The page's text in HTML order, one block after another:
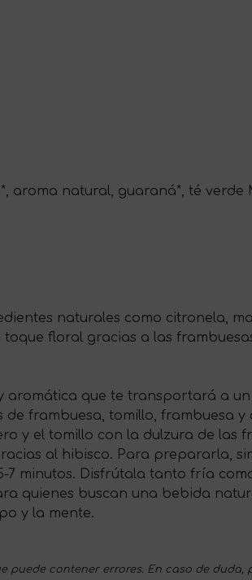
aroma natural, guaraná*, té verde
naturales como citronela,
floral gracias a las
aromática que te transportará a
frambuesa, tomillo, frambuesa
y el tomillo con la dulzura de las
al hibisco. Para prepararla,
7 minutos. Disfrútala tanto fría
quienes buscan una bebida
y la mente.
contener errores. En caso de duda,